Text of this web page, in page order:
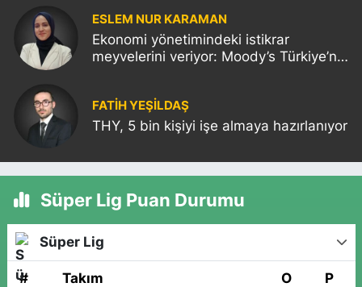
ESLEM NUR KARAMAN
Ekonomi yönetimindeki istikrar
meyvelerini veriyor: Moody’s Türkiye’nin
FATIH YEŞİLDAŞ
THY, 5 bin kişiyi işe almaya hazırlanıyor
Süper Lig Puan Durumu
Süper Lig
# Takım O P